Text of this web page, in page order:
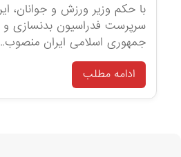
با حکم وزیر ورزش و جوانان،
سرپرست فدراسیون بدنسازی و
جمهوری اسلامی ایران
ادامه مطلب